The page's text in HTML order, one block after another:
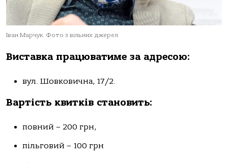
Іван Марчук. Фото з вільних джерел
Виставка працюватиме за адресою:
вул. Шовковична, 17/2.
Вартість квитків становить:
повний – 200 грн,
пільговий – 100 грн